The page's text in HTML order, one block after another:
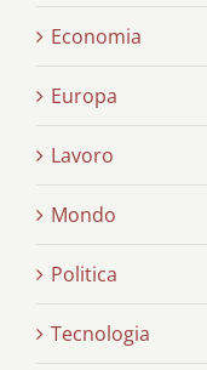
Economia
Europa
Lavoro
Mondo
Politica
Tecnologia